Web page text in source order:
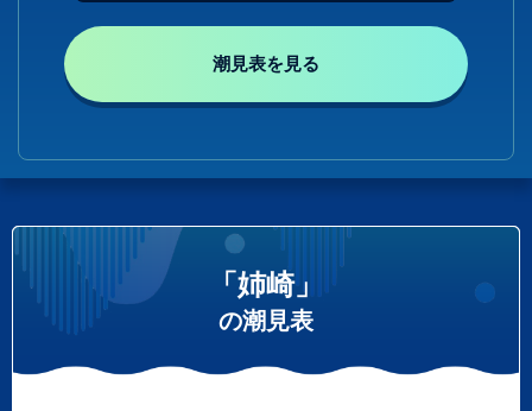
潮見表を見る
「姉崎」
の潮見表